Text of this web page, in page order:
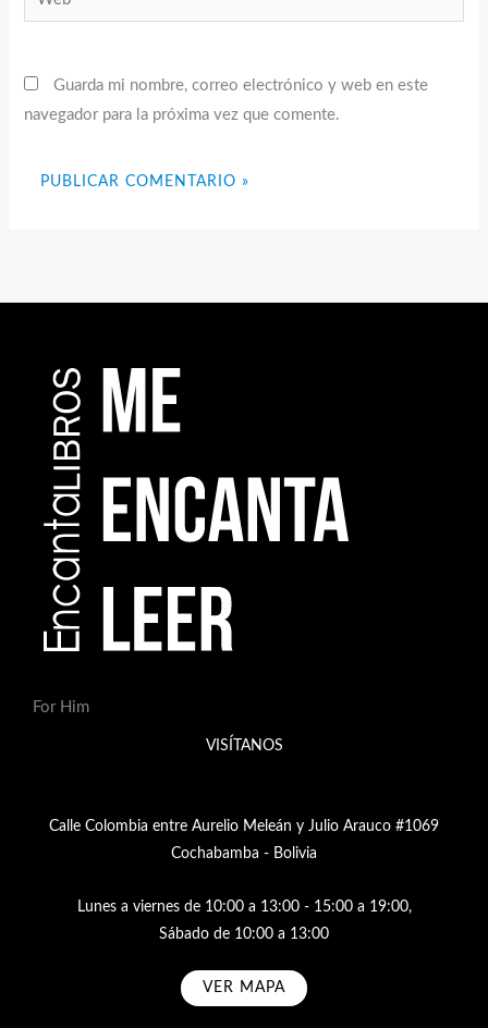
Guarda mi nombre, correo electrónico y web en este
navegador para la próxima vez que comente.
For Him
VISÍTANOS
Calle Colombia entre Aurelio Meleán y Julio Arauco #1069
Cochabamba - Bolivia
Lunes a viernes de 10:00 a 13:00 - 15:00 a 19:00,
Sábado de 10:00 a 13:00
VER MAPA